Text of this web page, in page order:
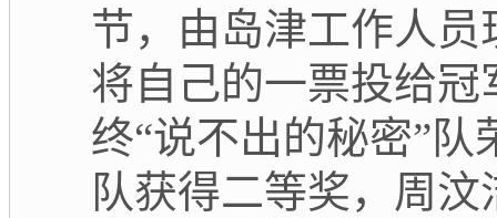
节，由岛津工作人员
将自己的一票投给
终“说不出的秘密”
队获得二等奖，周